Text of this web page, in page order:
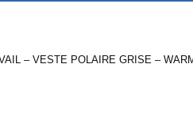
– VESTE POLAIRE GRISE –